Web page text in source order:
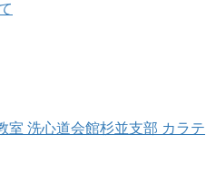
室 洗心道会館杉並支部 カラテ